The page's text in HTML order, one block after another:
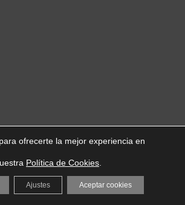
ofrecerte la mejor experiencia en
Política de Cookies
Aceptar cookies
Ajustes